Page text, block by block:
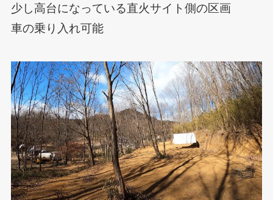
少し高台になっている直火サイト側の区画
車の乗り入れ可能